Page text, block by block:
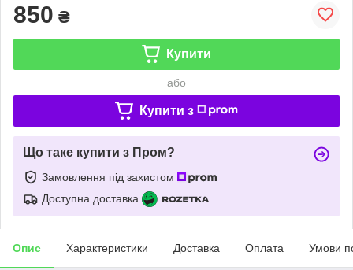
850 ₴
Купити
або
Купити з
Що таке купити з Пром?
Замовлення під захистом
Доступна доставка
Опис Характеристики Доставка Оплата Умови